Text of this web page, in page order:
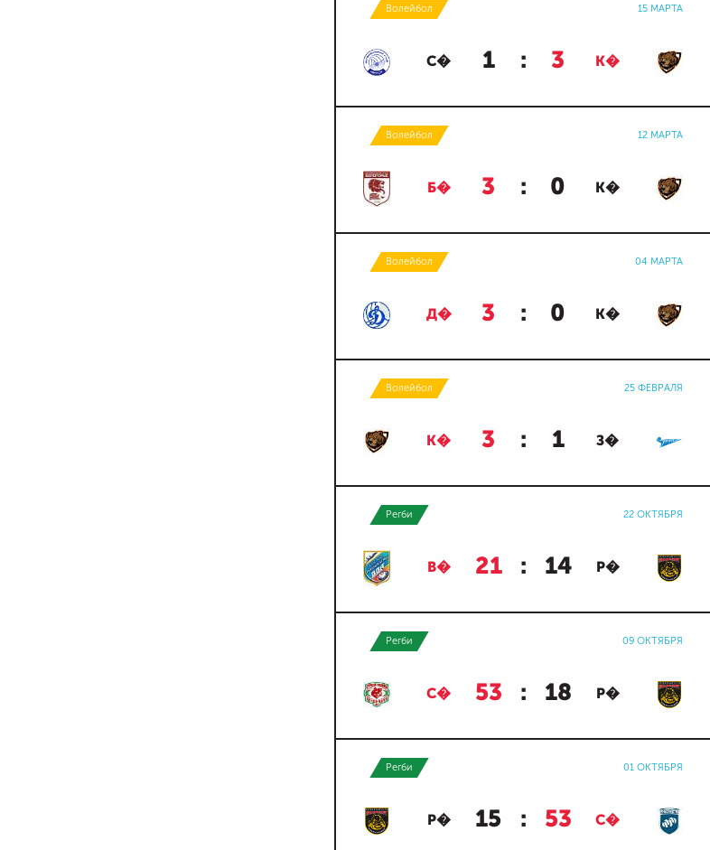
Волейбол 15 МАРТА
С� 1 : 3 К�
Волейбол 12 МАРТА
Б� 3 : 0 К�
Волейбол 04 МАРТА
Д� 3 : 0 К�
Волейбол 25 ФЕВРАЛЯ
К� 3 : 1 З�
Регби 22 ОКТЯБРЯ
В� 21 : 14 Р�
Регби 09 ОКТЯБРЯ
С� 53 : 18 Р�
Регби 01 ОКТЯБРЯ
Р� 15 : 53 С�